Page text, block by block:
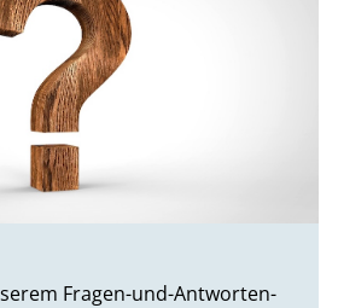
Fragen-und-Antworten-